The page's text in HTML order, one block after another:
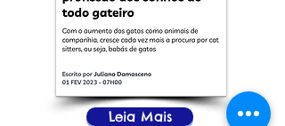
Leia Mais